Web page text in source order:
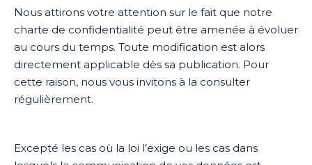
Nous attirons votre attention sur le fait que notre
charte de confidentialité peut être amenée à évoluer
au cours du temps. Toute modification est alors
directement applicable dès sa publication. Pour
cette raison, nous vous invitons à la consulter
régulièrement.
Excepté les cas où la loi l’exige ou les cas dans